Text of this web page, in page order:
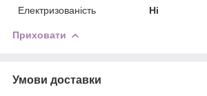
Електризованість
Ні
Приховати
Умови доставки